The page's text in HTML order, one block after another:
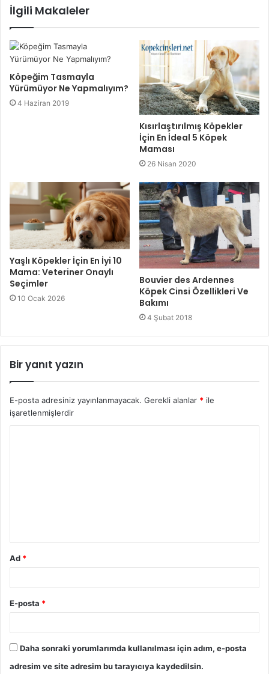
İlgili Makaleler
Köpeğim Tasmayla
Yürümüyor Ne Yapmalıyım?
4 Haziran 2019
Kısırlaştırılmış Köpekler
İçin En İdeal 5 Köpek
Maması
26 Nisan 2020
Yaşlı Köpekler İçin En İyi 10
Mama: Veteriner Onaylı
Seçimler
10 Ocak 2026
Bouvier des Ardennes
Köpek Cinsi Özellikleri Ve
Bakımı
4 Şubat 2018
Bir yanıt yazın
E-posta adresiniz yayınlanmayacak. Gerekli alanlar * ile
işaretlenmişlerdir
Ad *
E-posta *
Daha sonraki yorumlarımda kullanılması için adım, e-posta
adresim ve site adresim bu tarayıcıya kaydedilsin.